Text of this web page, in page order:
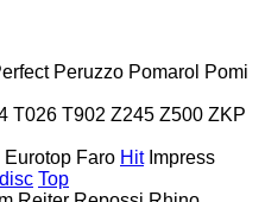
Peruzzo Pomarol Pomi
T026 T902 Z245 Z500 ZKP
Eurotop Faro Hit Impress
Top